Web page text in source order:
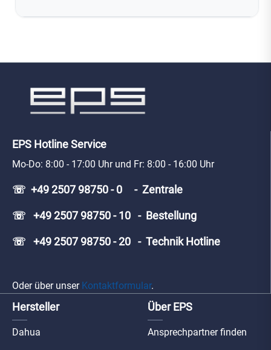
EPS Hotline Service
Mo-Do: 8:00 - 17:00 Uhr und Fr: 8:00 - 16:00 Uhr
☏ +49 2507 98750 - 0 - Zentrale
☏ +49 2507 98750 - 10 - Bestellung
☏ +49 2507 98750 - 20 - Technik Hotline
Oder über unser Kontaktformular.
Hersteller
Dahua
Über EPS
Ansprechpartner finden